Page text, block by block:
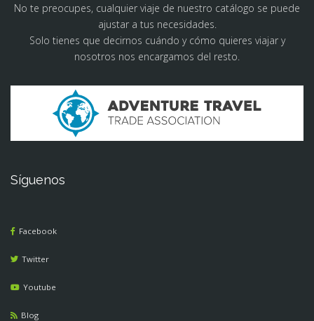
No te preocupes, cualquier viaje de nuestro catálogo se puede
ajustar a tus necesidades.
Solo tienes que decirnos cuándo y cómo quieres viajar y
nosotros nos encargamos del resto.
Síguenos
Facebook
Twitter
Youtube
Blog